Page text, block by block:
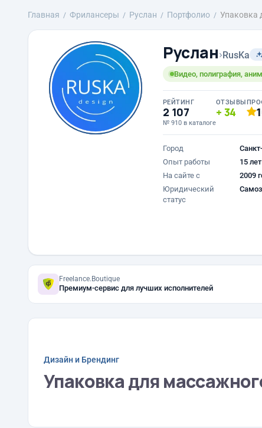
Главная Фрилансеры Руслан Портфолио Упаковка
Руслан›RusKa
Видео, полиграфия,
РЕЙТИНГ
2 107
№ 910 в каталоге
ОТЗЫВЫ
34
Город
Опыт работы
15 лет
На сайте с
2009
Юридический
статус
Freelance.Boutique
Премиум-сервис для лучших исполнителей
Дизайн и Брендинг
Упаковка для